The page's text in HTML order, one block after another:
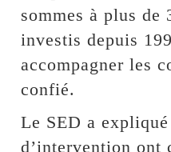
sommes à plus
investis depuis
accompagner les
confié.
Le SED a
d’intervention ont